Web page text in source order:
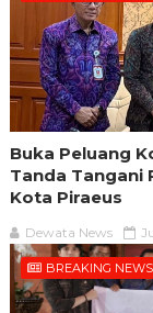
Buka Peluang
Tanda Tangani
Kota Piraeus
Dewata News
BREAKING NEWS